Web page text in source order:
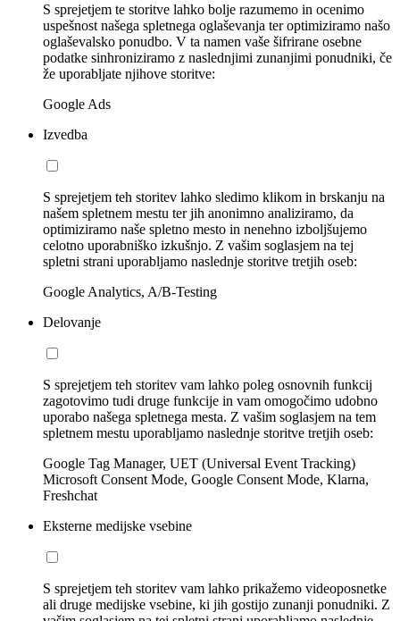
S sprejetjem te storitve lahko bolje razumemo in ocenimo
uspešnost našega spletnega oglaševanja ter optimiziramo našo
oglaševalsko ponudbo. V ta namen vaše šifrirane osebne
podatke sinhroniziramo z naslednjimi zunanjimi ponudniki, če
že uporabljate njihove storitve:
Google Ads
Izvedba
S sprejetjem teh storitev lahko sledimo klikom in brskanju na
našem spletnem mestu ter jih anonimno analiziramo, da
optimiziramo naše spletno mesto in nenehno izboljšujemo
celotno uporabniško izkušnjo. Z vašim soglasjem na tej
spletni strani uporabljamo naslednje storitve tretjih oseb:
Google Analytics, A/B-Testing
Delovanje
S sprejetjem teh storitev vam lahko poleg osnovnih funkcij
zagotovimo tudi druge funkcije in vam omogočimo udobno
uporabo našega spletnega mesta. Z vašim soglasjem na tem
spletnem mestu uporabljamo naslednje storitve tretjih oseb:
Google Tag Manager, UET (Universal Event Tracking)
Microsoft Consent Mode, Google Consent Mode, Klarna,
Freshchat
Eksterne medijske vsebine
S sprejetjem teh storitev vam lahko prikažemo videoposnetke
ali druge medijske vsebine, ki jih gostijo zunanji ponudniki. Z